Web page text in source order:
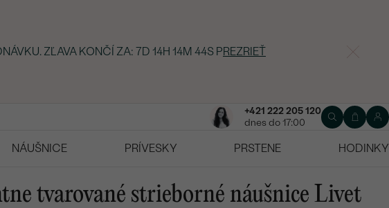
ZĽAVA KONČÍ ZA: 7D 14H 14M 43S PREZRIEŤ
+421 222 205 120
dnes do 17:00
NÁUŠNICE PRÍVESKY PRSTENE
HODINKY
tvarované strieborné náušnice Livet